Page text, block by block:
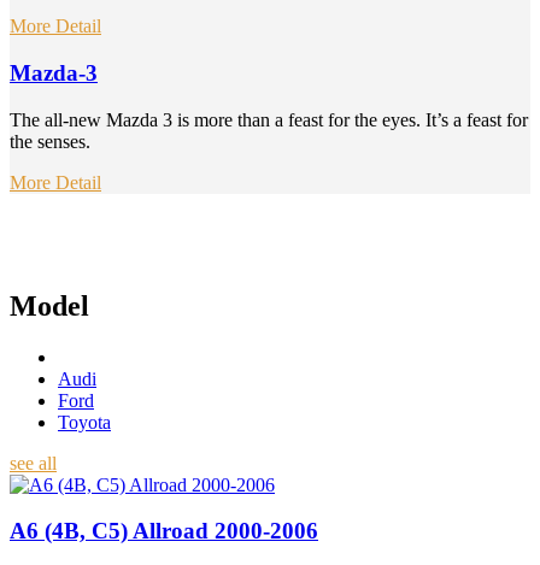
More Detail
Mazda-3
The all-new Mazda 3 is more than a feast for the eyes. It’s a feast for
the senses.
More Detail
Model
Audi
Ford
Toyota
see all
A6 (4B, C5) Allroad 2000-2006